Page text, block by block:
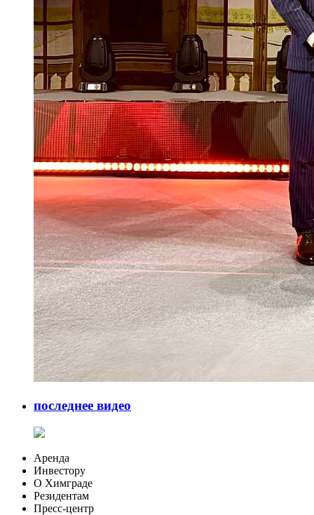
последнее видео
Аренда
Инвестору
О Химграде
Резидентам
Пресс-центр